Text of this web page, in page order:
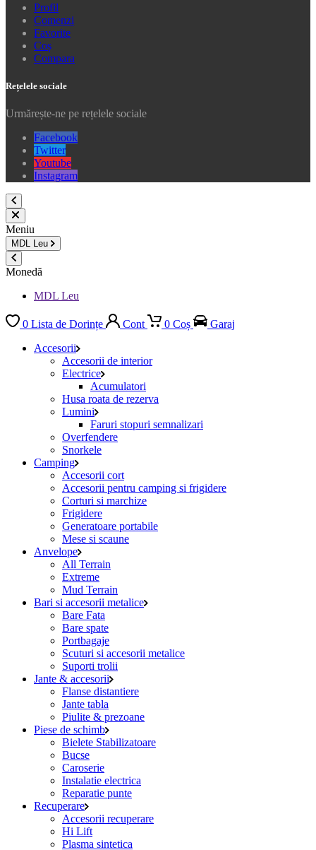
Profil
Comenzi
Favorite
Coș
Compara
Rețelele sociale
Urmărește-ne pe rețelele sociale
Facebook
Twitter
Youtube
Instagram
Meniu
MDL Leu
Monedă
MDL Leu
0 Lista de Dorințe Cont 0 Coș
Garaj
Accesorii
Accesorii de interior
Electrice
Acumulatori
Husa roata de rezerva
Lumini
Faruri stopuri semnalizari
Overfendere
Snorkele
Camping
Accesorii cort
Accesorii pentru camping si frigidere
Corturi si marchize
Frigidere
Generatoare portabile
Mese si scaune
Anvelope
All Terrain
Extreme
Mud Terrain
Bari si accesorii metalice
Bare Fata
Bare spate
Portbagaje
Scuturi si accesorii metalice
Suporti trolii
Jante & accesorii
Flanse distantiere
Jante tabla
Piulite & prezoane
Piese de schimb
Bielete Stabilizatoare
Bucse
Caroserie
Instalatie electrica
Reparatie punte
Recuperare
Accesorii recuperare
Hi Lift
Plasma sintetica